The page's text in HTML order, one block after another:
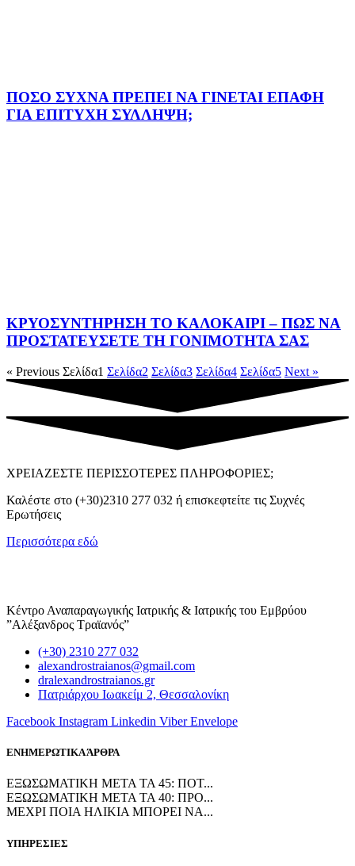
ΠΟΣΟ ΣΥΧΝΑ ΠΡΕΠΕΙ ΝΑ ΓΙΝΕΤΑΙ ΕΠΑΦΗ
ΓΙΑ ΕΠΙΤΥΧΗ ΣΥΛΛΗΨΗ;
ΚΡΥΟΣΥΝΤΗΡΗΣΗ ΤΟ ΚΑΛΟΚΑΙΡΙ – ΠΩΣ ΝΑ
ΠΡΟΣΤΑΤΕΥΣΕΤΕ ΤΗ ΓΟΝΙΜΟΤΗΤΑ ΣΑΣ
« Previous Σελίδα1 Σελίδα2 Σελίδα3 Σελίδα4 Σελίδα5 Next »
ΧΡΕΙΑΖΕΣΤΕ ΠΕΡΙΣΣΟΤΕΡΕΣ ΠΛΗΡΟΦΟΡΙΕΣ;
Καλέστε στο (+30)2310 277 032 ή επισκεφτείτε τις Συχνές
Ερωτήσεις
Περισσότερα εδώ
Κέντρο Αναπαραγωγικής Ιατρικής & Ιατρικής του Εμβρύου
”Αλέξανδρος Τραϊανός”
(+30) 2310 277 032
alexandrostraianos@gmail.com
dralexandrostraianos.gr
Πατριάρχου Ιωακείμ 2, Θεσσαλονίκη
Facebook Instagram Linkedin Viber Envelope
ΕΝΗΜΕΡΩΤΙΚΑ ΆΡΘΡΑ
ΕΞΩΣΩΜΑΤΙΚΗ ΜΕΤΑ ΤΑ 45: ΠΟΤ...
ΕΞΩΣΩΜΑΤΙΚΗ ΜΕΤΑ ΤΑ 40: ΠΡΟ...
ΜΕΧΡΙ ΠΟΙΑ ΗΛΙΚΙΑ ΜΠΟΡΕΙ ΝΑ...
ΥΠΗΡΕΣΙΕΣ